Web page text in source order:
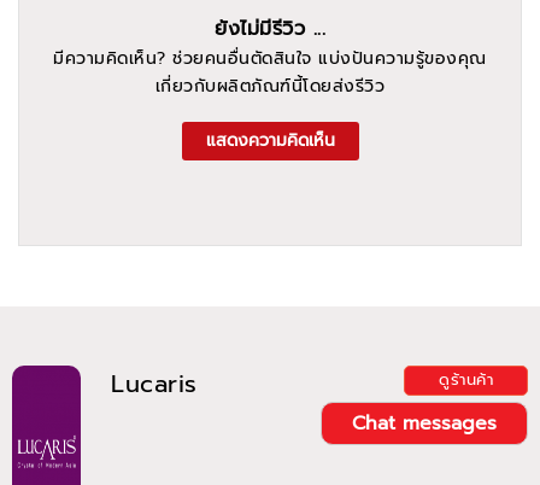
Lucaris ดูร้านค้า
Chat messages
ยังไม่มีรีวิว ...
มีความคิดเห็น? ช่วยคนอื่นตัดสินใจ แบ่งปันความรู้ของคุณ
เกี่ยวกับผลิตภัณฑ์นี้โดยส่งรีวิว
แสดงความคิดเห็น